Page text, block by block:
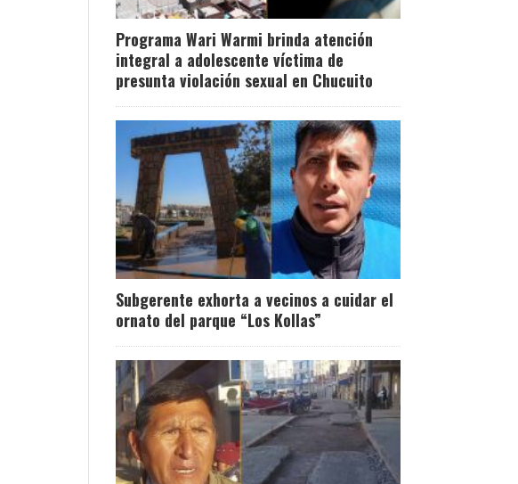
Programa Wari Warmi brinda atención
integral a adolescente víctima de
presunta violación sexual en Chucuito
Subgerente exhorta a vecinos a cuidar el
ornato del parque “Los Kollas”